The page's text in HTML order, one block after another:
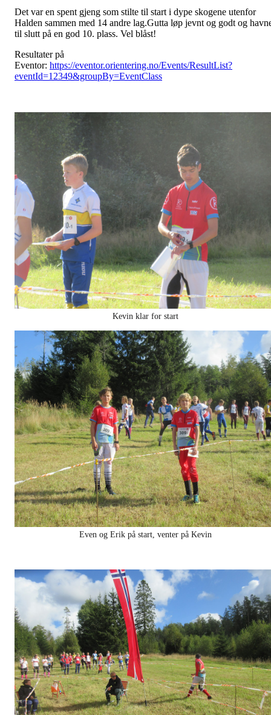
Det var en spent gjeng som stilte til start i dype skogene utenfor
Halden sammen med 14 andre lag.Gutta løp jevnt og godt og
til slutt på en god 10. plass. Vel blåst!
Resultater på
Eventor: https://eventor.orientering.no/Events/ResultList?
eventId=12349&groupBy=EventClass
Kevin klar for start
Even og Erik på start, venter på Kevin